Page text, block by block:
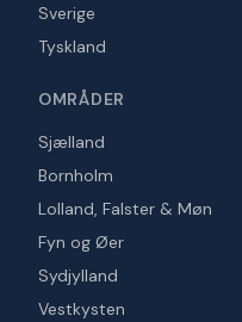
Sverige
Tyskland
OMRÅDER
Sjælland
Bornholm
Lolland, Falster & Møn
Fyn og Øer
Sydjylland
Vestkysten